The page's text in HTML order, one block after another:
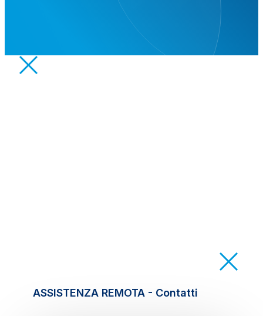
ASSISTENZA REMOTA - Contatti